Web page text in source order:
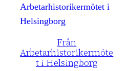
Från
Arbetarhistorikermöte
t i Helsingborg